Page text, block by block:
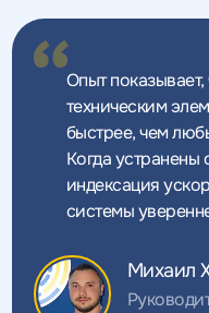
Опыт
техническим
быстрее, чем
Когда
индексация
системы
Михаил